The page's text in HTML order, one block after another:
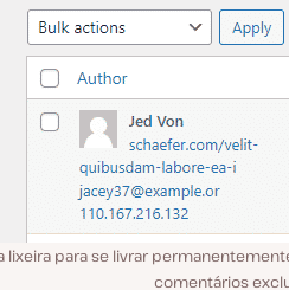
lixeira para se livrar
comentários